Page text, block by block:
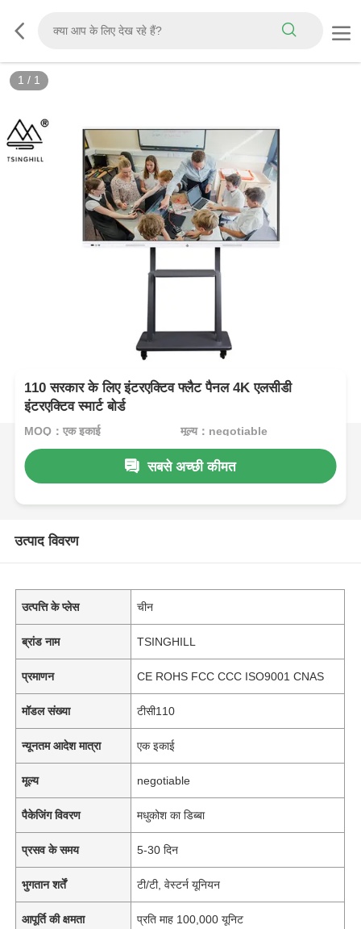
1 / 1
110 सरकार के लिए इंटरएक्टिव फ्लैट पैनल 4K एलसीडी
इंटरएक्टिव स्मार्ट बोर्ड
MOQ：एक इकाई मूल्य：negotiable
सबसे अच्छी कीमत
उत्पाद विवरण
उत्पत्ति के प्लेस चीन
ब्रांड नाम TSINGHILL
प्रमाणन CE ROHS FCC CCC ISO9001 CNAS
मॉडल संख्या टीसी110
न्यूनतम आदेश मात्रा एक इकाई
मूल्य negotiable
पैकेजिंग विवरण मधुकोश का डिब्बा
प्रसव के समय 5-30 दिन
भुगतान शर्तें टी/टी, वेस्टर्न यूनियन
आपूर्ति की क्षमता प्रति माह 100,000 यूनिट